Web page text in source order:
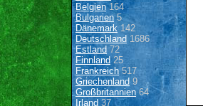
Belgien164
Bulgarien 5
Dänemark142
Deutschland 1686
Estland 72
Finnland 25
Frankreich517
Griechenland9
Großbritannien64
Irland 37